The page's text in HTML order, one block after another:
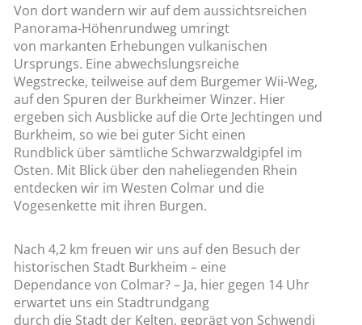
Von dort wandern wir auf dem aussichtsreichen
Panorama-Höhenrundweg umringt
von markanten Erhebungen vulkanischen
Ursprungs. Eine abwechslungsreiche
Wegstrecke, teilweise auf dem Burgemer Wii-Weg,
auf den Spuren der Burkheimer Winzer. Hier
ergeben sich Ausblicke auf die Orte Jechtingen und
Burkheim, so wie bei guter Sicht einen
Rundblick über sämtliche Schwarzwaldgipfel im
Osten. Mit Blick über den naheliegenden Rhein
entdecken wir im Westen Colmar und die
Vogesenkette mit ihren Burgen.
Nach 4,2 km freuen wir uns auf den Besuch der
historischen Stadt Burkheim – eine
Dependance von Colmar? – Ja, hier gegen 14 Uhr
erwartet uns ein Stadtrundgang
durch die Stadt der Kelten, geprägt von Schwendi